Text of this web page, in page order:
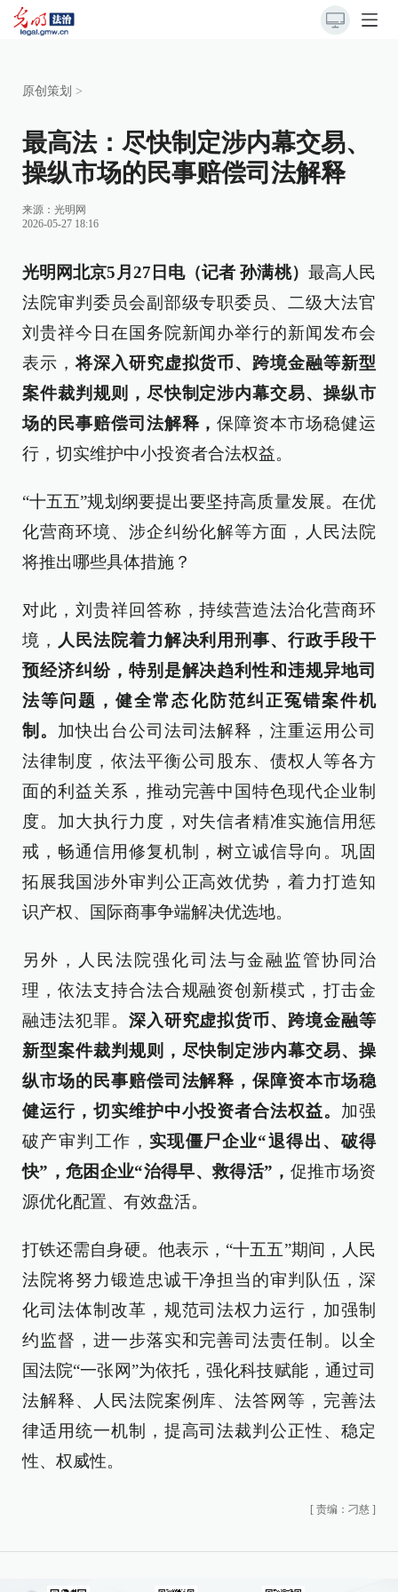
原创策划 >
最高法：尽快制定涉内幕交易、
操纵市场的民事赔偿司法解释
来源： 光明网
2026-05-27 18:16
光明网北京5月27日电（记者 孙满桃） 最高人民
法院审判委员会副部级专职委员、二级大法官
刘贵祥今日在国务院新闻办举行的新闻发布会
表示，将深入研究虚拟货币、跨境金融等新型
案件裁判规则，尽快制定涉内幕交易、操纵市
场的民事赔偿司法解释，保障资本市场稳健运
行，切实维护中小投资者合法权益。
“十五五”规划纲要提出要坚持高质量发展。在优
化营商环境、涉企纠纷化解等方面，人民法院
将推出哪些具体措施？
对此，刘贵祥回答称，持续营造法治化营商环
境， 人民法院着力解决利用刑事、行政手段干
预经济纠纷，特别是解决趋利性和违规异地司
法等问题，健全常态化防范纠正冤错案件机
制。 加快出台公司法司法解释，注重运用公司
法律制度，依法平衡公司股东、债权人等各方
面的利益关系，推动完善中国特色现代企业制
度。加大执行力度，对失信者精准实施信用惩
戒，畅通信用修复机制，树立诚信导向。巩固
拓展我国涉外审判公正高效优势，着力打造知
识产权、国际商事争端解决优选地。
另外，人民法院强化司法与金融监管协同治
理，依法支持合法合规融资创新模式，打击金
融违法犯罪。 深入研究虚拟货币、跨境金融等
新型案件裁判规则，尽快制定涉内幕交易、操
纵市场的民事赔偿司法解释，保障资本市场稳
健运行，切实维护中小投资者合法权益。 加强
破产审判工作， 实现僵尸企业“退得出、破得
快”，危困企业“治得早、救得活”， 促推市场资
源优化配置、有效盘活。
打铁还需自身硬。他表示，“十五五”期间，人民
法院将努力锻造忠诚干净担当的审判队伍，深
化司法体制改革，规范司法权力运行，加强制
约监督，进一步落实和完善司法责任制。以全
国法院“一张网”为依托，强化科技赋能，通过司
法解释、人民法院案例库、法答网等，完善法
律适用统一机制，提高司法裁判公正性、稳定
性、权威性。
[ 责编：刁慈 ]